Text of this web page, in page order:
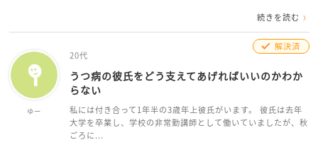
続きを読む
ゆー
解決済
20代
うつ病の彼氏をどう支えてあげればいいのかわか
らない
私には付き合って1年半の3歳年上彼氏がいます。 彼氏は去年
大学を卒業し、学校の非常勤講師として働いていましたが、秋
ごろに...